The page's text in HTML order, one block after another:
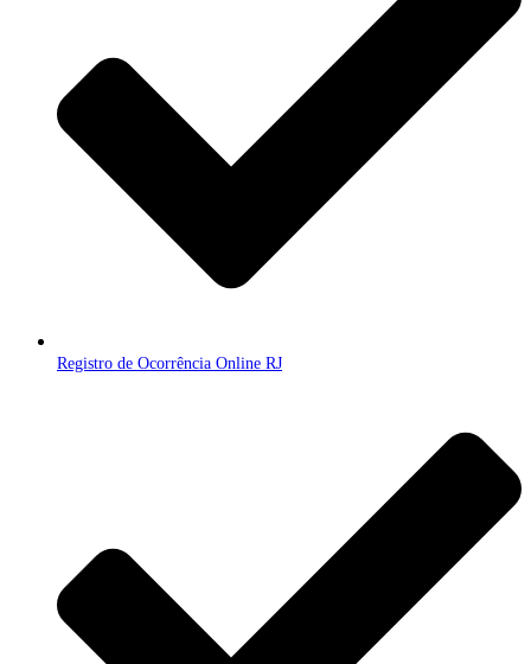
Registro de Ocorrência Online RJ